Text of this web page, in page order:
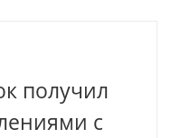
получил
с